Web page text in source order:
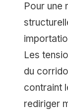
Pour une
Les
du
contraint
rediriger